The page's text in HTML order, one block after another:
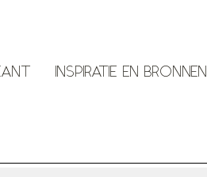
INSPIRATIE EN BRONNEN